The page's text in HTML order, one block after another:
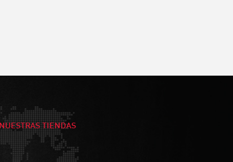
NUESTRAS TIENDAS